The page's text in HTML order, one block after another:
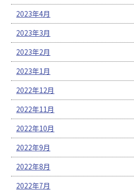
2023年4月
2023年3月
2023年2月
2023年1月
2022年12月
2022年11月
2022年10月
2022年9月
2022年8月
2022年7月